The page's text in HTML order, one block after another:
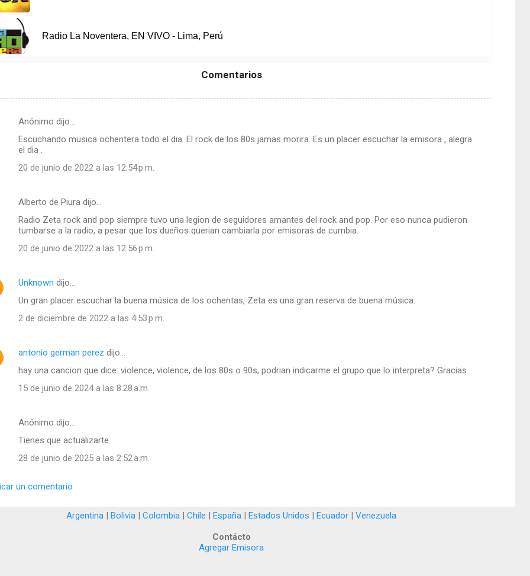
Radio La Noventera, EN VIVO - Lima, Perú
Comentarios
Anónimo dijo…
Escuchando musica ochentera todo el dia. El rock de los 80s jamas morira. Es un placer escuchar la emisora , alegra
el dia .
20 de junio de 2022 a las 12:54 p.m.
Alberto de Piura dijo…
Radio Zeta rock and pop siempre tuvo una legion de seguidores amantes del rock and pop. Por eso nunca pudieron
tumbarse a la radio, a pesar que los dueños querian cambiarla por emisoras de cumbia.
20 de junio de 2022 a las 12:56 p.m.
Unknown dijo…
Un gran placer escuchar la buena música de los ochentas, Zeta es una gran reserva de buena música.
2 de diciembre de 2022 a las 4:53 p.m.
antonio german perez dijo…
hay una cancion que dice: violence, violence, de los 80s o 90s, podrian indicarme el grupo que lo interpreta? Gracias
15 de junio de 2024 a las 8:28 a.m.
Anónimo dijo…
Tienes que actualizarte
28 de junio de 2025 a las 2:52 a.m.
un comentario
Argentina | Bolivia | Colombia | Chile | España | Estados Unidos | Ecuador | Venezuela
Contácto
Agregar Emisora